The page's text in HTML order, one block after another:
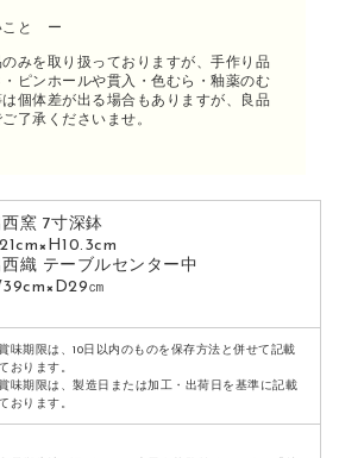
こと ー
みを取り扱っておりますが、手作り品
ピンホールや貫入・色むら・釉薬のむ
個体差が出る場合もありますが、良品
了承くださいませ。
西窯 7寸深鉢
西織 テーブルセンター中
㎝
味期限は、10日以内のものを保存方法と併せて記載
ております。
味期限は、製造日または加工・出荷日を基準に記載
ております。